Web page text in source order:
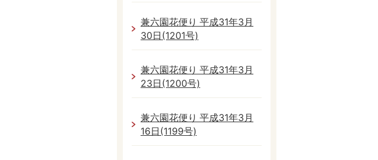
兼六園花便り 平成31年3月
30日(1201号)
兼六園花便り 平成31年3月
23日(1200号)
兼六園花便り 平成31年3月
16日(1199号)